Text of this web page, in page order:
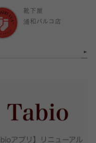
靴下屋
浦和パルコ店